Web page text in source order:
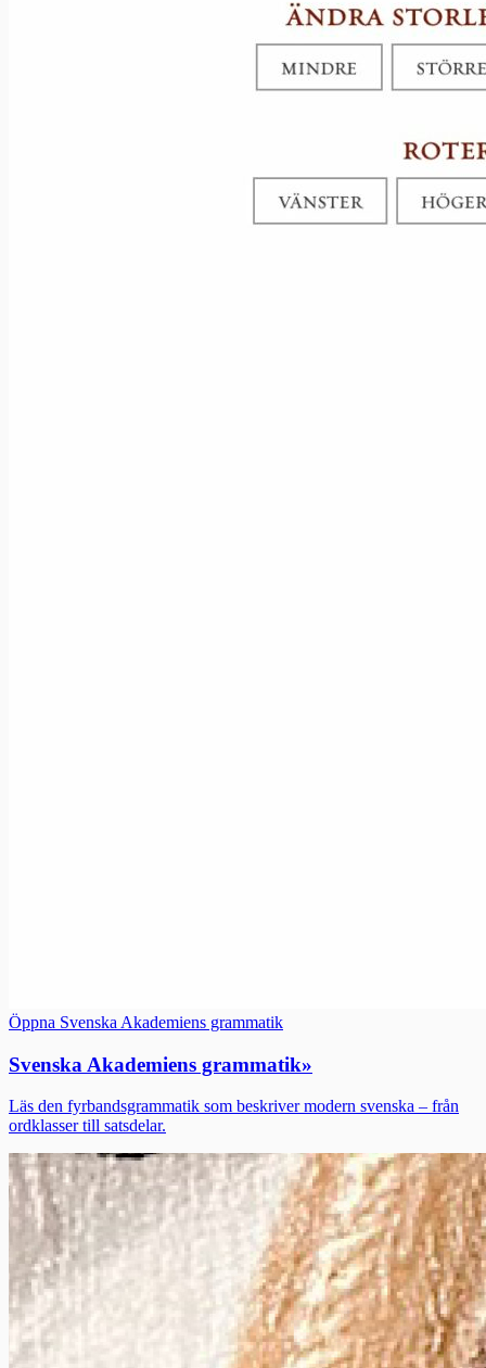
Öppna Svenska Akademiens grammatik
Svenska Akademiens grammatik»
Läs den fyrbandsgrammatik som beskriver modern svenska – från
ordklasser till satsdelar.